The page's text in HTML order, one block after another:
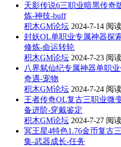
天影传说6三职业暗黑传奇
炼-神技-buff
积木GM论坛 2024-7-14 阅
封妖OL单职业专属神器探
修炼-命运转轮
积木GM论坛 2024-7-23 阅
八界弑仙纪专属神器单职
奇遇-宠物
积木GM论坛 2024-7-24 阅
王者传奇OL复古三职业微
备进阶-穿戴鉴定
积木GM论坛 2024-7-27 阅
冥王星4特色1.76金币复古
集-武器成长-任务